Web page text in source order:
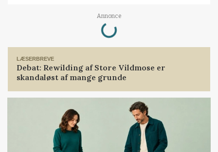
Annonce
Loading...
LÆSERBREVE
Debat: Rewilding af Store Vildmose er
skandaløst af mange grunde